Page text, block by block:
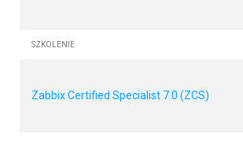
SZKOLENIE
Zabbix Certified Specialist 7.0 (ZCS)